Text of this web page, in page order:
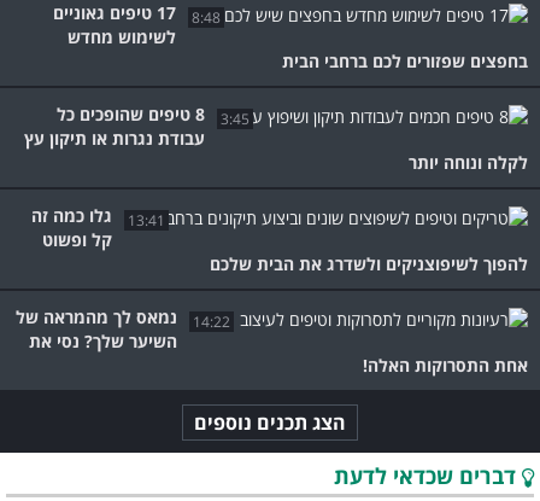
8:48
17 טיפים גאוניים
לשימוש מחדש
בחפצים שפזורים לכם ברחבי הבית
3:45
8 טיפים שהופכים כל
עבודת נגרות או תיקון עץ
לקלה ונוחה יותר
13:41
גלו כמה זה
קל ופשוט
להפוך לשיפוצניקים ולשדרג את הבית שלכם
14:22
נמאס לך מהמראה של
השיער שלך? נסי את
אחת התסרוקות האלה!
הצג תכנים נוספים
דברים שכדאי לדעת